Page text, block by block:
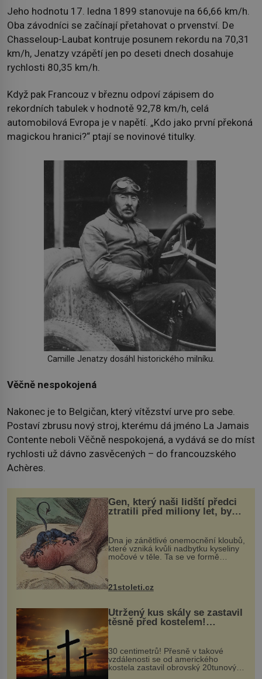
Jeho hodnotu 17. ledna 1899 stanovuje na 66,66 km/h.
Oba závodníci se začínají přetahovat o prvenství. De
Chasseloup-Laubat kontruje posunem rekordu na 70,31
km/h, Jenatzy vzápětí jen po deseti dnech dosahuje
rychlosti 80,35 km/h.
Když pak Francouz v březnu odpoví zápisem do
rekordních tabulek v hodnotě 92,78 km/h, celá
automobilová Evropa je v napětí. „Kdo jako první překoná
magickou hranici?“ ptají se novinové titulky.
Camille Jenatzy dosáhl historického milníku.
Věčně nespokojená
Nakonec je to Belgičan, který vítězství urve pro sebe.
Postaví zbrusu nový stroj, kterému dá jméno La Jamais
Contente neboli Věčně nespokojená, a vydává se do míst
rychlosti už dávno zasvěcených – do francouzského
Achères.
Gen, který naši lidští předci
ztratili před miliony let, by
mohl pomoci s léčbou
„nemoci králů“
Dna je zánětlivé onemocnění kloubů,
které vzniká kvůli nadbytku kyseliny
močové v těle. Ta se ve formě
nohou, a způsobuje bole...
21stoleti.cz
Utržený kus skály se zastavil
těsně před kostelem!
Ochránila ho boží síla?
30 centimetrů! Přesně v takové
vzdálenosti se od amerického
kostela zastavil obrovský 20tunový